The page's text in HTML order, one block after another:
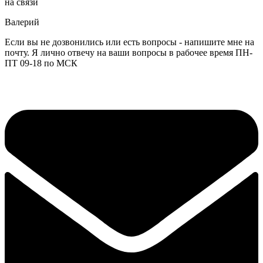
Валерий
Если вы не дозвонились или есть вопросы - напишите мне на
почту. Я лично отвечу на ваши вопросы в рабочее время ПН-
ПТ 09-18 по МСК